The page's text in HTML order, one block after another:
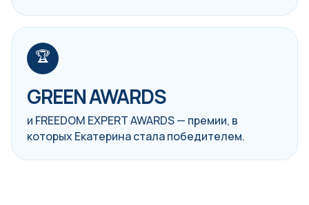
🏆
GREEN AWARDS
и FREEDOM EXPERT AWARDS — премии, в
которых Екатерина стала победителем.